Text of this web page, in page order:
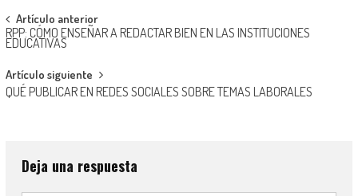
Navegación
de
entradas
Artículo anterior
RPP: CÓMO ENSEÑAR A REDACTAR BIEN EN LAS INSTITUCIONES
EDUCATIVAS
Artículo siguiente
QUÉ PUBLICAR EN REDES SOCIALES SOBRE TEMAS LABORALES
Deja una respuesta